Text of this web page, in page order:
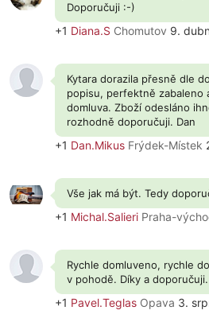
Doporučuji :-)
+1 Diana.S Chomutov 9.
Kytara dorazila přesně dle
popisu, perfektně zabaleno
domluva. Zboží odesláno
rozhodně doporučuji. Dan
+1 Dan.Mikus Frýdek-Místek
Vše jak má být. Tedy
+1 Michal.Salieri Praha-
Rychle domluveno, rychle
v pohodě. Díky a doporučuji.
+1 Pavel.Teglas Opava 3.